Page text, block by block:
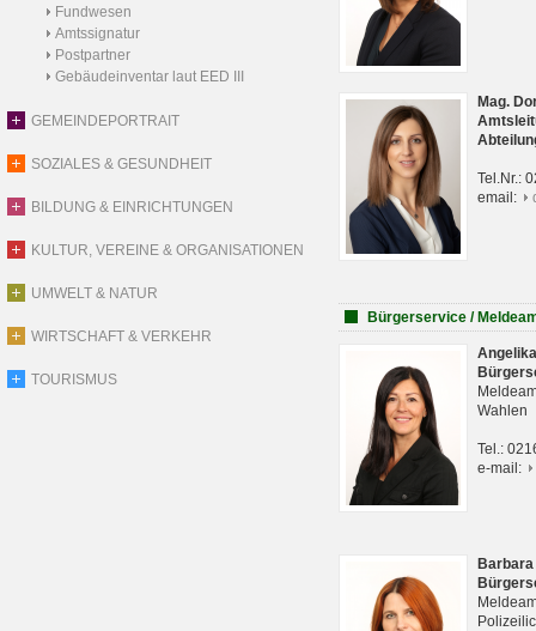
Fundwesen
Amtssignatur
Postpartner
Gebäudeinventar laut EED III
GEMEINDEPORTRAIT
SOZIALES & GESUNDHEIT
BILDUNG & EINRICHTUNGEN
KULTUR, VEREINE & ORGANISATIONEN
UMWELT & NATUR
WIRTSCHAFT & VERKEHR
TOURISMUS
Mag.
Tel.Nr.:
email:
Bürgerservice /
Wahlen
Tel.:
e-mail: